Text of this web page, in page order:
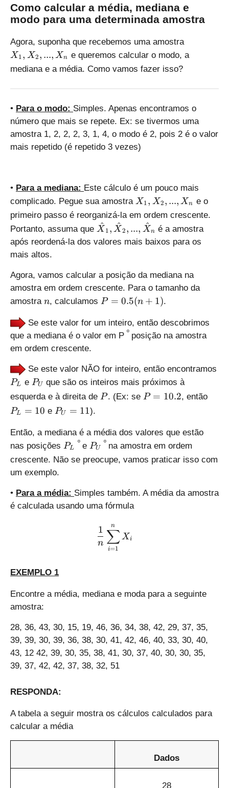
c
d
t
p
x
Como calcular a média, mediana e
modo para uma determinada amostra
Agora, suponha que recebemos uma amostra
_
2
,
..
X1, X2, ..., Xn e queremos calcular o modo, a
mediana e a média. Como vamos fazer isso?
• Para o modo: Simples. Apenas encontramos o
número que mais se repete. Ex: se tivermos uma
amostra 1, 2, 2, 2, 3, 1, 4, o modo é 2, pois 2 é o valor
mais repetido (é repetido 3 vezes)
• Para a mediana: Este cálculo é um pouco mais
complicado. Pegue sua amostra X
_
,
X
..
.,
_
n
X1, X2, ..., Xn e o
primeiro passo é reorganizá-la em ordem crescente.
Portanto, assuma que \
h
X
_
1
,
h
a
_
2
,
\
h
a
t
n
X
^1, X
^2, ..., X
^n é a amostra
após reordená-la dos valores mais baixos para os
mais altos.
Agora, vamos calcular a posição da mediana na
amostra em ordem crescente. Para o tamanho da
amostra n
n, calculamos P
0.
5
+
1
)
P = 0.5(n + 1).
Se este valor for um inteiro, então descobrimos
que a mediana é o valor em P º posição na amostra
em ordem crescente.
Se este valor NÃO for inteiro, então encontramos
P
_
L
PL e P
_
U
PU
que são os inteiros mais próximos à
esquerda e à direita de P
P. (Ex: se P
0.
P = 10.2, entãoP
PL = 10 e P
U
=
1
1
PU = 11).
Então, a mediana é a média dos valores que estão
nas posições P
_
PL
º e P
_
PU
º na amostra em ordem
crescente. Não se preocupe, vamos praticar isso com
um exemplo.
• Para a média: Simples também. A média da amostra
é calculada usando uma fórmula
\displaystyle
n
1
i=1
∑
n
Xi
EXEMPLO 1
Encontre a média, mediana e moda para a seguinte
amostra:
28, 36, 43, 30, 15, 19, 46, 36, 34, 38, 42, 29, 37, 35,
39, 39, 30, 39, 36, 38, 30, 41, 42, 46, 40, 33, 30, 40,
43, 12 42, 39, 30, 35, 38, 41, 30, 37, 40, 30, 30, 35,
39, 37, 42, 42, 37, 38, 32, 51
RESPONDA:
A tabela a seguir mostra os cálculos calculados para
calcular a média
Dados
28